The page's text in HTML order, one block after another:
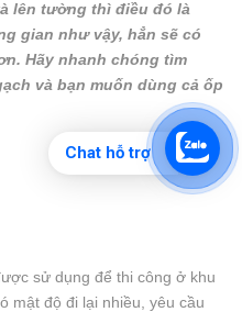
lên tường thì điều đó là
gian như vậy, hẳn sẽ có
Hãy nhanh chóng tìm
và bạn muốn dùng cả ốp
sử dụng để thi công ở khu
mật độ đi lại nhiều, yêu cầu
Chat hỗ trợ